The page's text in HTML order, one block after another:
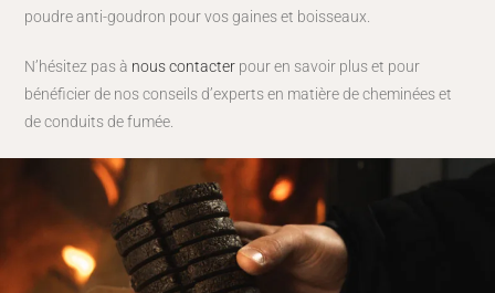
poudre anti-goudron pour vos gaines et boisseaux.
N’hésitez pas à nous contacter pour en savoir plus et pour
bénéficier de nos conseils d’experts en matière de cheminées et
de conduits de fumée.